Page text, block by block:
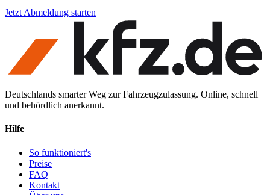
Jetzt Abmeldung starten
Deutschlands smarter Weg zur Fahrzeugzulassung. Online, schnell
und behördlich anerkannt.
Hilfe
So funktioniert's
Preise
FAQ
Kontakt